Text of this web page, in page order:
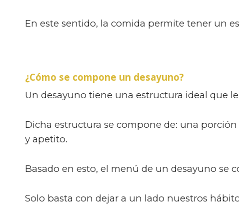
En este sentido, la comida permite tener un
¿Cómo se compone un desayuno?
Un desayuno tiene una estructura ideal que
Dicha estructura se compone de: una
y apetito.
Basado en esto, el menú de un desayuno se
Solo basta con dejar a un lado nuestros